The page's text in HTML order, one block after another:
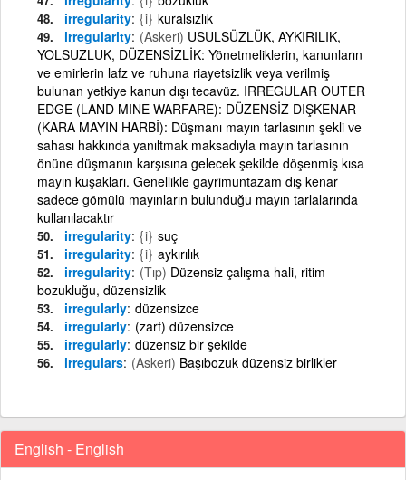
irregularity {i} kuralsızlık
irregularity (Askeri) USULSÜZLÜK, AYKIRILIK,
YOLSUZLUK, DÜZENSİZLİK: Yönetmeliklerin, kanunların
ve emirlerin lafz ve ruhuna riayetsizlik veya verilmiş
bulunan yetkiye kanun dışı tecavüz. IRREGULAR OUTER
EDGE (LAND MINE WARFARE): DÜZENSİZ DIŞKENAR
(KARA MAYIN HARBİ): Düşmanı mayın tarlasının şekli ve
sahası hakkında yanıltmak maksadıyla mayın tarlasının
önüne düşmanın karşısına gelecek şekilde döşenmiş kısa
mayın kuşakları. Genellikle gayrimuntazam dış kenar
sadece gömülü mayınların bulunduğu mayın tarlalarında
kullanılacaktır
irregularity {i} suç
irregularity {i} aykırılık
irregularity (Tıp) Düzensiz çalışma hali, ritim
bozukluğu, düzensizlik
irregularly düzensizce
irregularly (zarf) düzensizce
irregularly düzensiz bir şekilde
irregulars (Askeri) Başıbozuk düzensiz birlikler
English - English